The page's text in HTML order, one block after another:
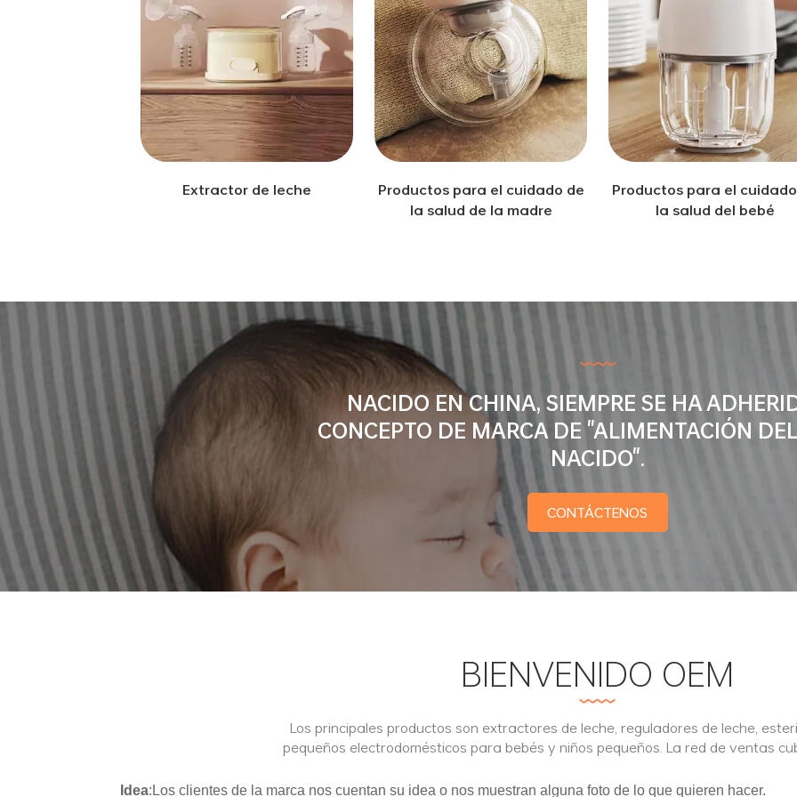
Extractor de leche
Productos para el cuidado de
la salud de la madre
Productos para el
la salud del bebé
NACIDO EN CHINA, SIEMPRE SE HA
CONCEPTO DE MARCA DE "ALIMENTACIÓN
NACIDO".
CONTÁCTENOS
BIENVENIDO OEM
Los principales productos son extractores de leche, reguladores de leche,
pequeños electrodomésticos para bebés y niños pequeños. La red de ventas
Idea:Los clientes de la marca nos cuentan su idea o nos muestran alguna foto de lo que quieren hacer.